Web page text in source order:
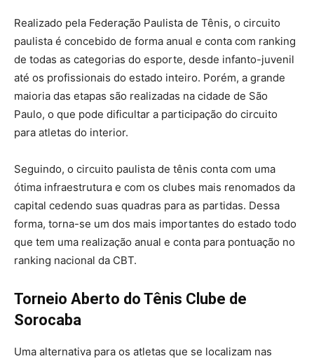
Realizado pela Federação Paulista de Tênis, o circuito
paulista é concebido de forma anual e conta com ranking
de todas as categorias do esporte, desde infanto-juvenil
até os profissionais do estado inteiro. Porém, a grande
maioria das etapas são realizadas na cidade de São
Paulo, o que pode dificultar a participação do circuito
para atletas do interior.
Seguindo, o circuito paulista de tênis conta com uma
ótima infraestrutura e com os clubes mais renomados da
capital cedendo suas quadras para as partidas. Dessa
forma, torna-se um dos mais importantes do estado todo
que tem uma realização anual e conta para pontuação no
ranking nacional da CBT.
Torneio Aberto do Tênis Clube de
Sorocaba
Uma alternativa para os atletas que se localizam nas